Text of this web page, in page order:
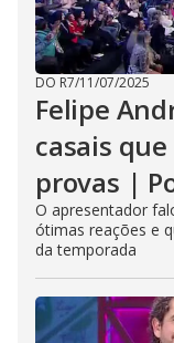
DO R7/11/07/2025
Felipe
casais
provas |
O apresentador
ótimas reações e
da temporada